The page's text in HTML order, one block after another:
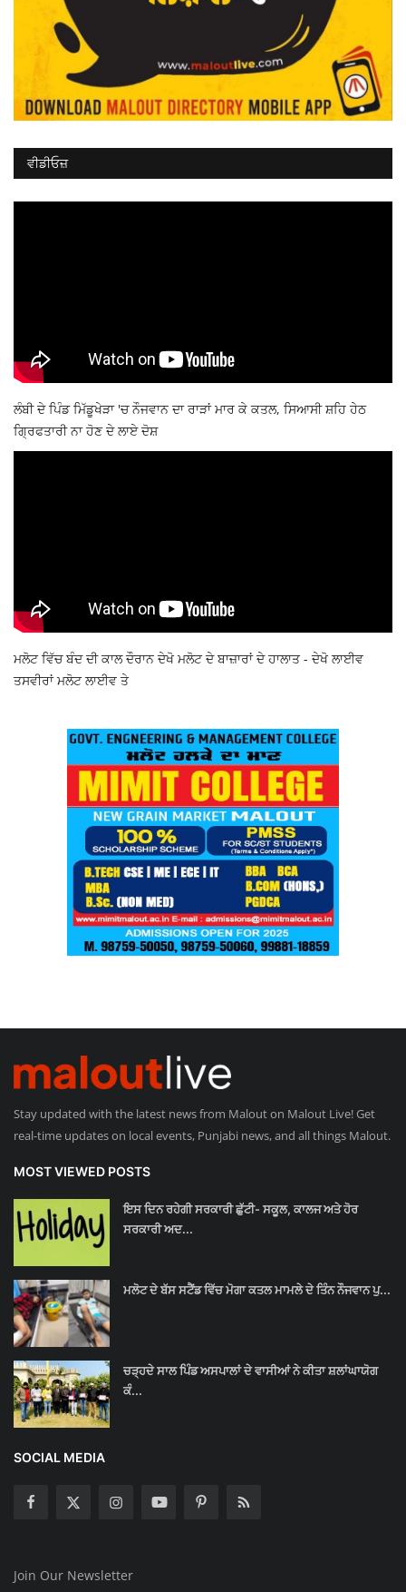
ਵੀਡੀਓਜ਼
ਲੰਬੀ ਦੇ ਪਿੰਡ ਮਿੱਡੂਖੇੜਾ 'ਚ ਨੌਜਵਾਨ ਦਾ ਰਾੜਾਂ ਮਾਰ ਕੇ ਕਤਲ, ਸਿਆਸੀ ਸ਼ਹਿ ਹੇਠ
ਗ੍ਰਿਫਤਾਰੀ ਨਾ ਹੋਣ ਦੇ ਲਾਏ ਦੋਸ਼
ਮਲੋਟ ਵਿੱਚ ਬੰਦ ਦੀ ਕਾਲ ਦੌਰਾਨ ਦੇਖੋ ਮਲੋਟ ਦੇ ਬਾਜ਼ਾਰਾਂ ਦੇ ਹਾਲਾਤ - ਦੇਖੋ ਲਾਈਵ
ਤਸਵੀਰਾਂ ਮਲੋਟ ਲਾਈਵ ਤੇ
Stay updated with the latest news from Malout on Malout Live! Get
real-time updates on local events, Punjabi news, and all things Malout.
MOST VIEWED POSTS
ਇਸ ਦਿਨ ਰਹੇਗੀ ਸਰਕਾਰੀ ਛੁੱਟੀ- ਸਕੂਲ, ਕਾਲਜ ਅਤੇ ਹੋਰ
ਸਰਕਾਰੀ ਅਦ...
ਮਲੋਟ ਦੇ ਬੱਸ ਸਟੈਂਡ ਵਿੱਚ ਮੋਗਾ ਕਤਲ ਮਾਮਲੇ ਦੇ ਤਿੰਨ ਨੌਜਵਾਨ ਪੁ...
ਚੜ੍ਹਦੇ ਸਾਲ ਪਿੰਡ ਅਸਪਾਲਾਂ ਦੇ ਵਾਸੀਆਂ ਨੇ ਕੀਤਾ ਸ਼ਲਾਂਘਾਯੋਗ
ਕੰ...
SOCIAL MEDIA
Join Our Newsletter